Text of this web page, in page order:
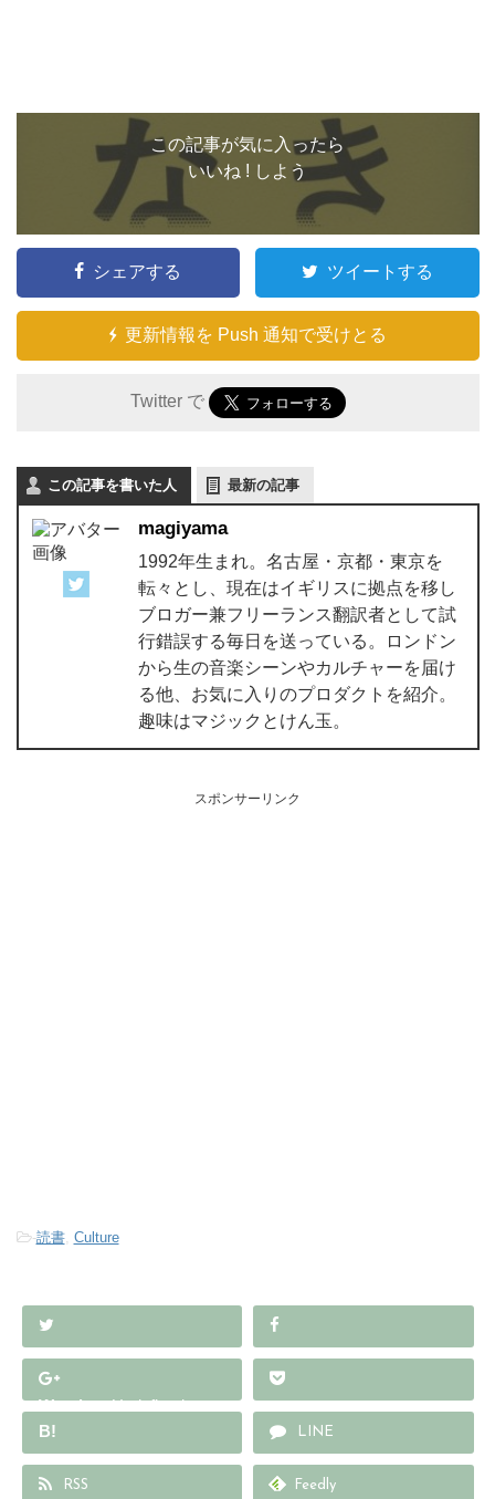
この記事が気に入ったら
いいね ! しよう
シェアする ツイートする
更新情報を Push 通知で受けとる
Twitter で
この記事を書いた人 最新の記事
magiyama
1992年生まれ。名古屋・京都・東京を
転々とし、現在はイギリスに拠点を移し
ブロガー兼フリーランス翻訳者として試
行錯誤する毎日を送っている。ロンドン
から生の音楽シーンやカルチャーを届け
る他、お気に入りのプロダクトを紹介。
趣味はマジックとけん玉。
スポンサーリンク
-読書, Culture
Warning: Undefined array
key "Google+" in
/home/wp578429/cul-
into.com/public_html/wp
B! LINE
RSS Feedly